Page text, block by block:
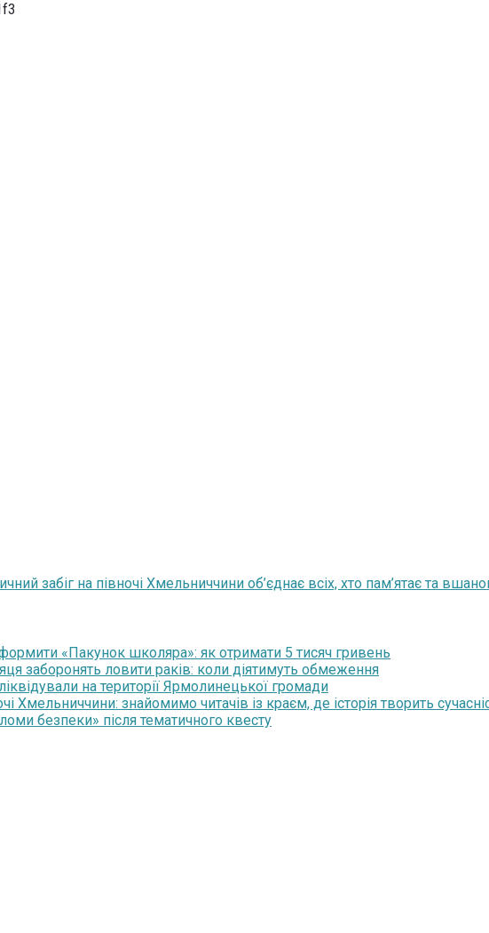
забіг на півночі Хмельниччини об’єднає всіх, хто пам’ятає та
«Пакунок школяра»: як отримати 5 тисяч гривень
заборонять ловити раків: коли діятимуть обмеження
на території Ярмолинецької громади
Хмельниччини: знайомимо читачів із краєм, де історія творить
безпеки» після тематичного квесту